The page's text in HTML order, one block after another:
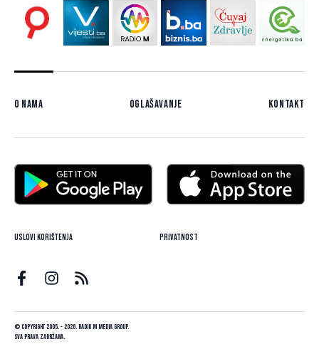
O nama Oglašavanje Kontakt
Uslovi korištenja Privatnost
© Copyright 2005. - 2026. Radio M Media Group.
Sva prava zadržana.